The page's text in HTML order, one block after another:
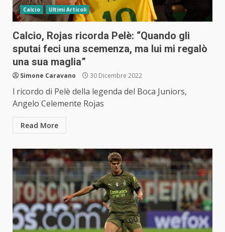
Calcio Ultimi Articoli
Calcio, Rojas ricorda Pelè: “Quando gli
sputai feci una scemenza, ma lui mi regalò
una sua maglia”
Simone Caravano 30 Dicembre 2022
l ricordo di Pelè della legenda del Boca Juniors,
Angelo Celemente Rojas
Read More